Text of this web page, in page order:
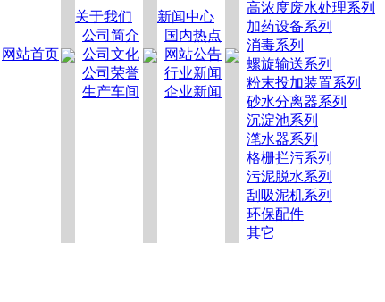
网站首页
关于我们
公司简介
公司文化
公司荣誉
生产车间
新闻中心
国内热点
网站公告
行业新闻
企业新闻
高浓度废水处理系列
加药设备系列
消毒系列
螺旋输送系列
粉末投加装置系列
砂水分离器系列
沉淀池系列
滗水器系列
格栅拦污系列
污泥脱水系列
刮吸泥机系列
环保配件
其它